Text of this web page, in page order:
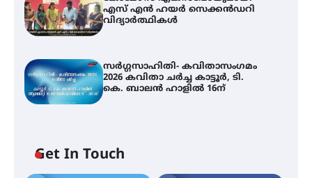
എസ് എൻ ഹയർ സെക്കൻഡറി
വിദ്യാർത്ഥികൾ
സർഗ്ഗസാഹിതി- കവിതാസംഗമം
2026 കവിതാ ചർച്ച കാട്ടൂർ, ടി.
കെ. ബാലൻ ഹാളിൽ 16ന്
Get In Touch